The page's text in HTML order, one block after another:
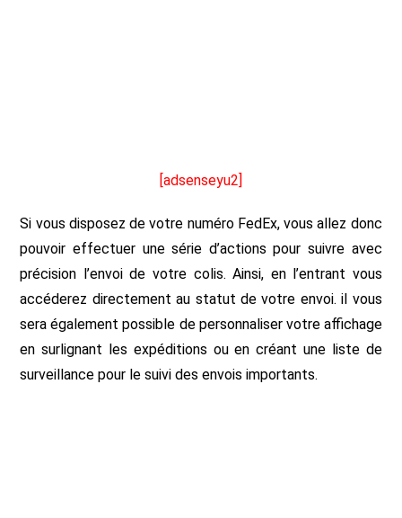
[adsenseyu2]
Si vous disposez de votre numéro FedEx, vous allez donc
pouvoir effectuer une série d’actions pour suivre avec
précision l’envoi de votre colis. Ainsi, en l’entrant vous
accéderez directement au statut de votre envoi. il vous
sera également possible de personnaliser votre affichage
en surlignant les expéditions ou en créant une liste de
surveillance pour le suivi des envois importants.